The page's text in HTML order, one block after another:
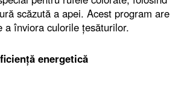
scăzută a apei. Acest program are
a înviora culorile țesăturilor.
energetică